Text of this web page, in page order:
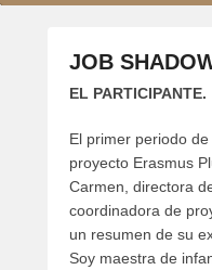
JOB
P
b
l
i
c
a
d
EL PARTICIPANTE.
El primer periodo
proyecto Erasmus
Carmen, directora
coordinadora de
un resumen de su
Soy maestra de